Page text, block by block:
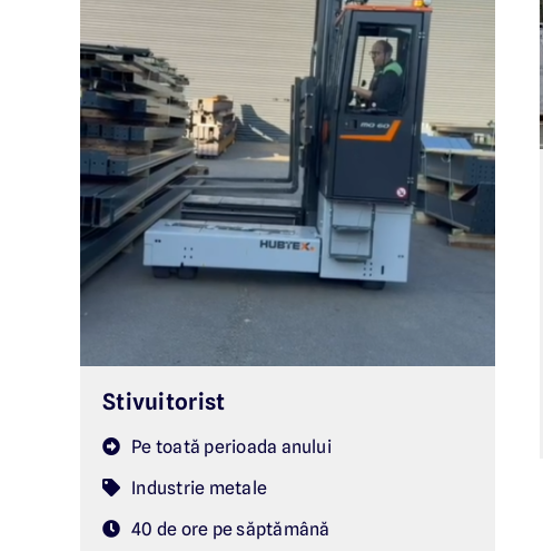
Stivuitorist
Pe toată perioada anului
Industrie metale
40 de ore pe săptămână